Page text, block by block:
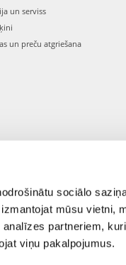
sociālo
mūsu vietni,
partneriem,
viņu pakalpojumus.
un serviss
un preču atgriešana